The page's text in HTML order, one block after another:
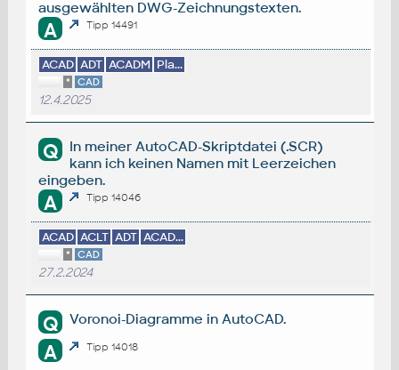
ausgewählten DWG-Zeichnungstexten.
A Tipp 14491
ACAD ADT ACADM Pla...
* CAD
12.4.2025
Q
In meiner AutoCAD-Skriptdatei (.SCR)
kann ich keinen Namen mit Leerzeichen
eingeben.
A Tipp 14046
ACAD ACLT ADT ACAD...
* CAD
27.2.2024
Q Voronoi-Diagramme in AutoCAD.
A Tipp 14018